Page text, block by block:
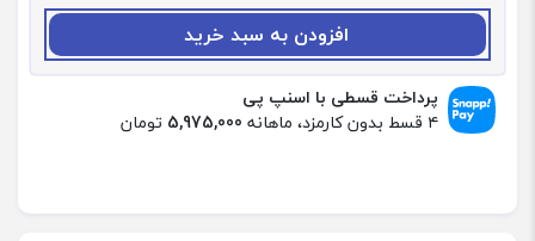
:
ح
ا
ف
ظ
افزودن به سبد خرید
پرداخت قسطی با اسنپ پی
۴ قسط بدون کارمزد، ماهانه
5,975,000 تومان